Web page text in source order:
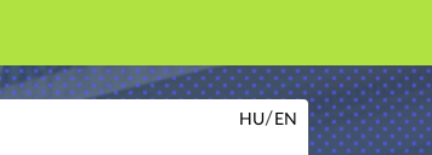
HU EN